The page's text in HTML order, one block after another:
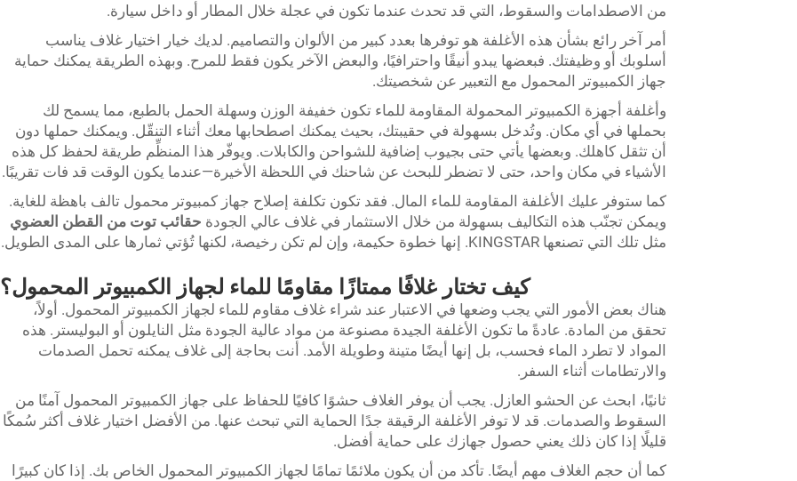
من الاصطدامات والسقوط، التي قد تحدث عندما تكون في عجلة خلال المطار أو داخل سيارة.
أمر آخر رائع بشأن هذه الأغلفة هو توفرها بعدد كبير من الألوان والتصاميم. لديك خيار اختيار غلاف يناسب
أسلوبك أو وظيفتك. فبعضها يبدو أنيقًا واحترافيًا، والبعض الآخر يكون فقط للمرح. وبهذه الطريقة يمكنك حماية
جهاز الكمبيوتر المحمول مع التعبير عن شخصيتك.
وأغلفة أجهزة الكمبيوتر المحمولة المقاومة للماء تكون خفيفة الوزن وسهلة الحمل بالطبع، مما يسمح لك
بحملها في أي مكان. وتُدخل بسهولة في حقيبتك، بحيث يمكنك اصطحابها معك أثناء التنقّل. ويمكنك حملها دون
أن تثقل كاهلك. وبعضها يأتي حتى بجيوب إضافية للشواحن والكابلات. ويوفّر هذا المنظِّم طريقة لحفظ كل هذه
الأشياء في مكان واحد، حتى لا تضطر للبحث عن شاحنك في اللحظة الأخيرة—عندما يكون الوقت قد فات تقريبًا.
كما ستوفر عليك الأغلفة المقاومة للماء المال. فقد تكون تكلفة إصلاح جهاز كمبيوتر محمول تالف باهظة للغاية.
ويمكن تجنّب هذه التكاليف بسهولة من خلال الاستثمار في غلاف عالي الجودة حقائب توت من القطن العضوي
مثل تلك التي تصنعها KINGSTAR. إنها خطوة حكيمة، وإن لم تكن رخيصة، لكنها تُؤتي ثمارها على المدى الطويل.
كيف تختار غلافًا ممتازًا مقاومًا للماء لجهاز الكمبيوتر المحمول؟
هناك بعض الأمور التي يجب وضعها في الاعتبار عند شراء غلاف مقاوم للماء لجهاز الكمبيوتر المحمول. أولاً،
تحقق من المادة. عادةً ما تكون الأغلفة الجيدة مصنوعة من مواد عالية الجودة مثل النايلون أو البوليستر. هذه
المواد لا تطرد الماء فحسب، بل إنها أيضًا متينة وطويلة الأمد. أنت بحاجة إلى غلاف يمكنه تحمل الصدمات
والارتطامات أثناء السفر.
ثانيًا، ابحث عن الحشو العازل. يجب أن يوفر الغلاف حشوًا كافيًا للحفاظ على جهاز الكمبيوتر المحمول آمنًا من
السقوط والصدمات. قد لا توفر الأغلفة الرقيقة جدًا الحماية التي تبحث عنها. من الأفضل اختيار غلاف أكثر سُمكًا
قليلًا إذا كان ذلك يعني حصول جهازك على حماية أفضل.
كما أن حجم الغلاف مهم أيضًا. تأكد من أن يكون ملائمًا تمامًا لجهاز الكمبيوتر المحمول الخاص بك. إذا كان كبيرًا